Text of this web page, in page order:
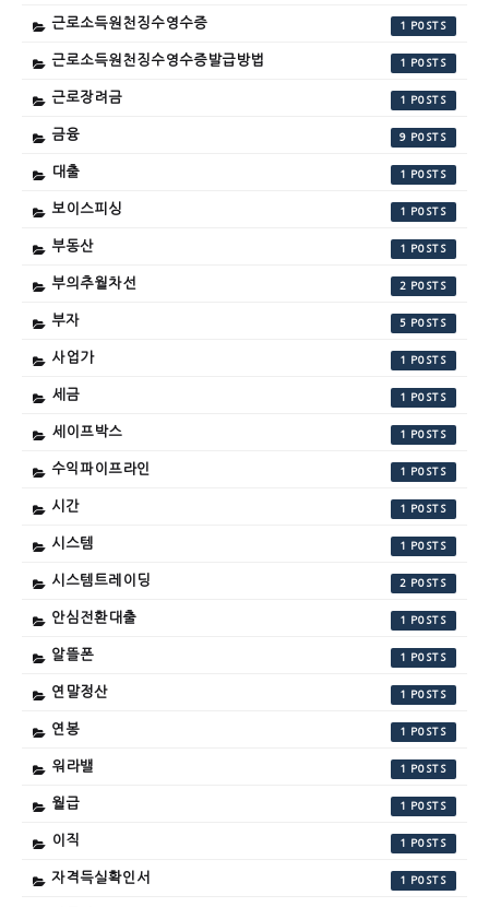
근로소득원천징수영수증 1
근로소득원천징수영수증발급방법 1
근로장려금 1
금융 9
대출 1
보이스피싱 1
부동산 1
부의추월차선 2
부자 5
사업가 1
세금 1
세이프박스 1
수익파이프라인 1
시간 1
시스템 1
시스템트레이딩 2
안심전환대출 1
알뜰폰 1
연말정산 1
연봉 1
워라밸 1
월급 1
이직 1
자격득실확인서 1